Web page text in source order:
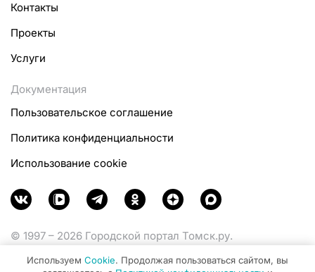
Контакты
Проекты
Услуги
Документация
Пользовательское соглашение
Политика конфиденциальности
Использование cookie
© 1997 – 2026 Городской портал Томск.ру.
Министерства цифрового развития, связи и массовых
Используем Cookie. Продолжая пользоваться сайтом, вы